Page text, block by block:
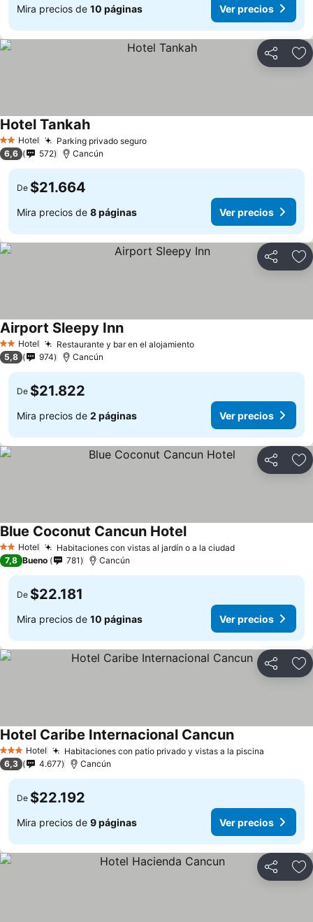
Mira precios de 10 páginas Ver precios
Compartir
2 Estrellas
Hotel Parking privado seguro
Hotel Tankah
6,6 572 Cancún
De $21.664
Mira precios de 8 páginas Ver precios
Compartir
2 Estrellas
Hotel Restaurante y bar en el alojamiento
Airport Sleepy Inn
5,8 974 Cancún
De $21.822
Mira precios de 2 páginas Ver precios
Compartir
2 Estrellas
Hotel Habitaciones con vistas al jardín o a la ciudad
Blue Coconut Cancun Hotel
7,8 Bueno 781 Cancún
De $22.181
Mira precios de 10 páginas Ver precios
Compartir
3 Estrellas
Hotel Habitaciones con patio privado y vistas a la piscina
Hotel Caribe Internacional Cancun
6,3 4.677 Cancún
De $22.192
Mira precios de 9 páginas Ver precios
Compartir